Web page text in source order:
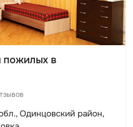
пожилых в
Одинцовский район,